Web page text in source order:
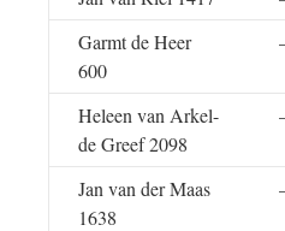
Garmt de Heer
600
Heleen van Arkel-
de Greef 2098
Jan van der Maas
1638